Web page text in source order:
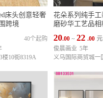
床头创意轻奢
跨境
40个起购
楼10街8319A
花朵系列纯手
磨砂华工艺品
20.00 ~ 22 .00 元
俊晨画业 5年
义乌国际商贸城一